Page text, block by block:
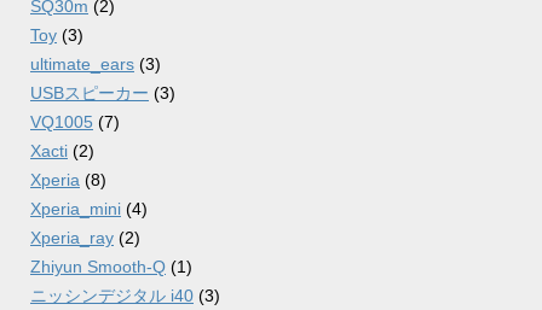
SQ30m (2)
Toy (3)
ultimate_ears (3)
USBスピーカー (3)
VQ1005 (7)
Xacti (2)
Xperia (8)
Xperia_mini (4)
Xperia_ray (2)
Zhiyun Smooth-Q (1)
ニッシンデジタル i40 (3)